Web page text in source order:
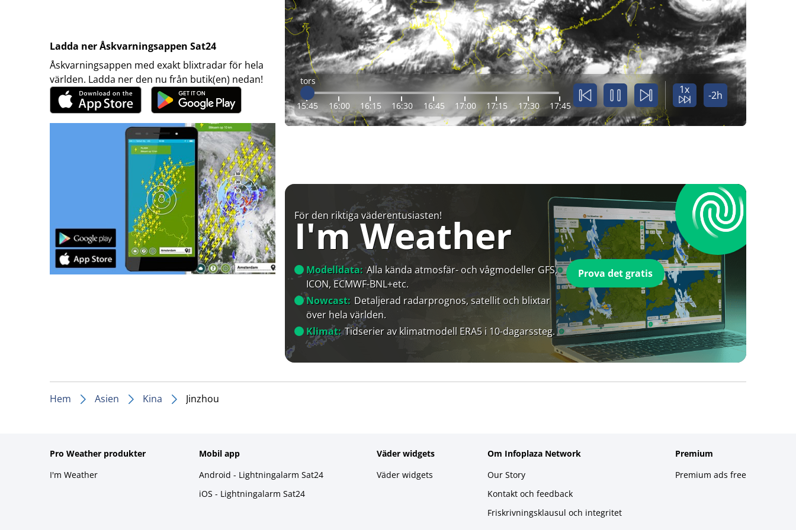
Ladda ner Åskvarningsappen Sat24
Åskvarningsappen med exakt blixtradar för hela
världen. Ladda ner den nu från butik(en) nedan!
tors
15:45 16:00 16:15 16:30 16:45 17:00 17:15 17:30 17:45
1x -2h
För den riktiga väderentusiasten!
I'm Weather
Modelldata: Alla kända atmosfär- och vågmodeller GFS,
ICON, ECMWF-BNL+etc.
Nowcast: Detaljerad radarprognos, satellit och blixtar
över hela världen.
Klimat: Tidserier av klimatmodell ERA5 i 10-dagarssteg.
Prova det gratis
Hem Asien Kina Jinzhou
Pro Weather produkter
I'm Weather
Mobil app
Android - Lightningalarm Sat24
iOS - Lightningalarm Sat24
Väder widgets
Väder widgets
Om Infoplaza Network
Our Story
Kontakt och feedback
Friskrivningsklausul och integritet
Premium
Premium ads free